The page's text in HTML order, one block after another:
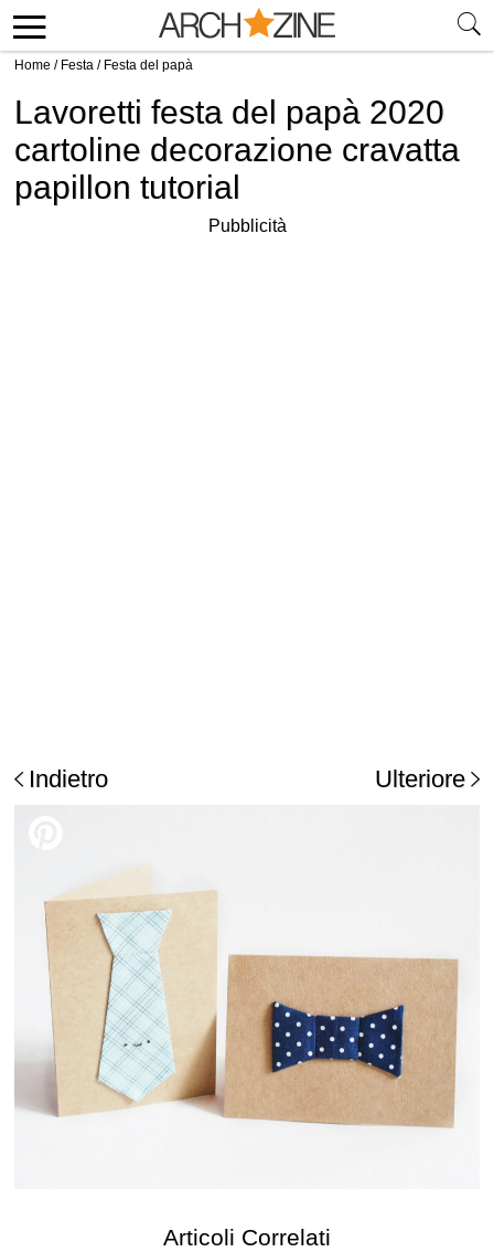
Home / Festa / Festa del papà
Lavoretti festa del papà 2020
cartoline decorazione cravatta
papillon tutorial
Pubblicità
Indietro Ulteriore
Articoli Correlati